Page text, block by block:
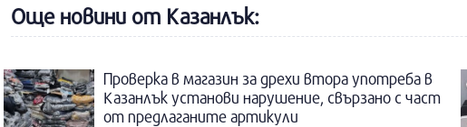
Още новини от Казанлък:
Проверка в магазин за дрехи втора употреба в
Казанлък установи нарушение, свързано с част
от предлаганите артикули